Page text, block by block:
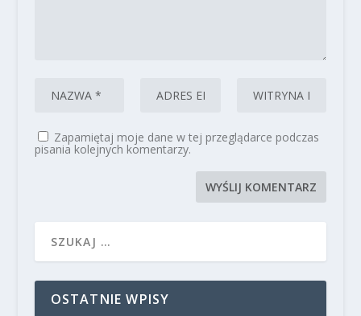
Zapamiętaj moje dane w tej przeglądarce podczas
pisania kolejnych komentarzy.
OSTATNIE WPISY